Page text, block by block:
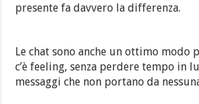
presente fa davvero la differenza.
Le chat sono anche un ottimo modo
c’è feeling, senza perdere tempo in
messaggi che non portano da